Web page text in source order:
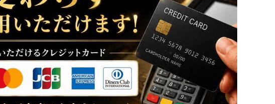
いくみ・ゆめあ・みう・りの
19:00〜
なぎ・あいな・かなん
ちさき・みに・りかこ